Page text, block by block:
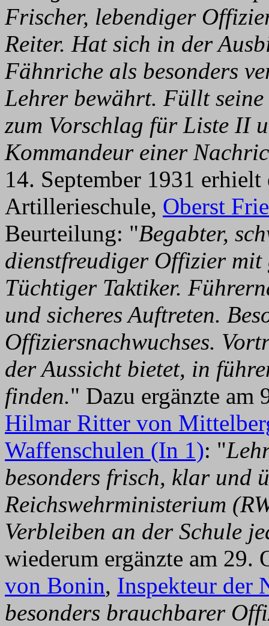
Frischer, lebendiger
Reiter. Hat sich in der
Fähnriche als besonders
Lehrer bewährt. Füllt
zum Vorschlag für Liste II
Kommandeur einer
14. September 1931
Artillerieschule, Oberst
Beurteilung: "Begabter,
dienstfreudiger Offizier mit
Tüchtiger Taktiker.
und sicheres Auftreten.
Offiziersnachwuchses.
der Aussicht bietet, in
finden." Dazu ergänzte
Hilmar Ritter von
Waffenschulen (In 1): "
besonders frisch, klar und
Reichswehrministerium
Verbleiben an der Schule
wiederum ergänzte am 29.
von Bonin, Inspekteur der
besonders brauchbarer